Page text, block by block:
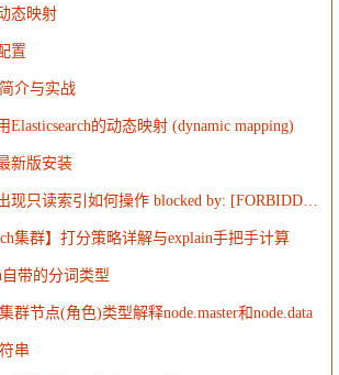
态映射
置
介与实战
Elasticsearch的动态映射 (dynamic mapping)
新版安装
elasticsearch出现只读索引如何操作 blocked by: [FORBIDDEN/12/index read-only / allow delete (api)];')
集群】打分策略详解与explain手把手计算
自带的分词类型
群节点(角色)类型解释node.master和node.data
串